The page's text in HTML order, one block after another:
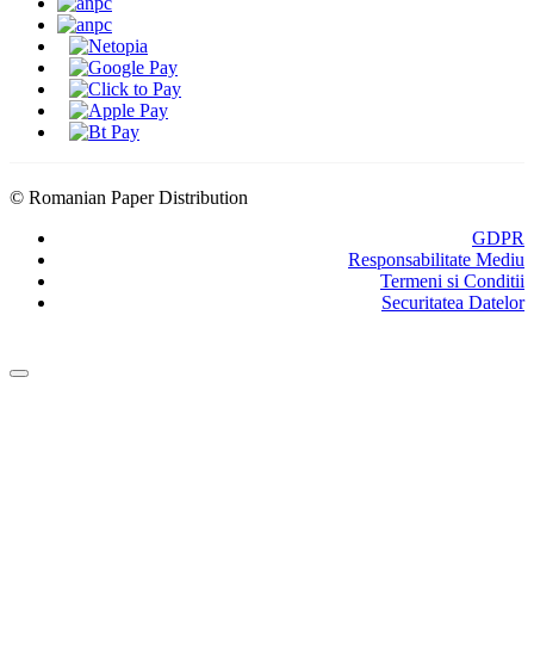
Modalitati de Livrare
© Romanian Paper Distribution
GDPR
Responsabilitate Mediu
Termeni si Conditii
Securitatea Datelor